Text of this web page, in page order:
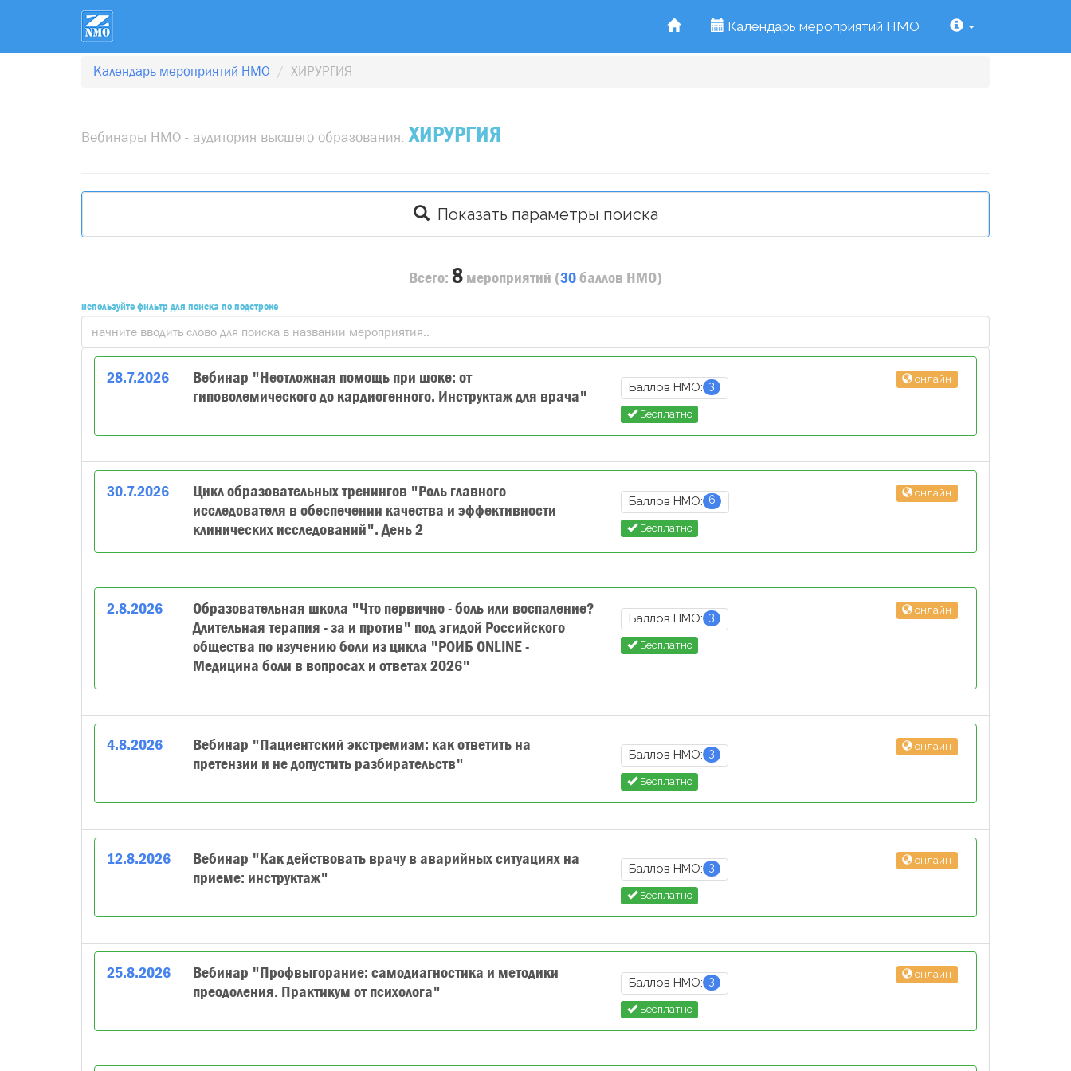
Календарь мероприятий НМО
Календарь мероприятий НМО ХИРУРГИЯ
Вебинары НМО - аудитория высшего образования:ХИРУРГИЯ
Показать параметры поиска
Всего: 8 мероприятий (30баллов НМО)
используйте фильтр для поиска по подстроке
28.7.2026
Вебинар "Неотложная помощь при шоке: от
гиповолемического до кардиогенного. Инструктаж для врача"
Баллов НМО: 3
онлайн
Бесплатно
30.7.2026
Цикл образовательных тренингов "Роль главного
исследователя в обеспечении качества и эффективности
клинических исследований". День 2
Баллов НМО: 6
онлайн
Бесплатно
2.8.2026
Образовательная школа "Что первично - боль или воспаление?
Длительная терапия - за и против" под эгидой Российского
общества по изучению боли из цикла "РОИБ ONLINE -
Медицина боли в вопросах и ответах 2026"
Баллов НМО: 3
онлайн
Бесплатно
4.8.2026
Вебинар "Пациентский экстремизм: как ответить на
претензии и не допустить разбирательств"
Баллов НМО: 3
онлайн
Бесплатно
12.8.2026
Вебинар "Как действовать врачу в аварийных ситуациях на
приеме: инструктаж"
Баллов НМО: 3
онлайн
Бесплатно
25.8.2026
Вебинар "Профвыгорание: самодиагностика и методики
преодоления. Практикум от психолога"
Баллов НМО: 3
онлайн
Бесплатно